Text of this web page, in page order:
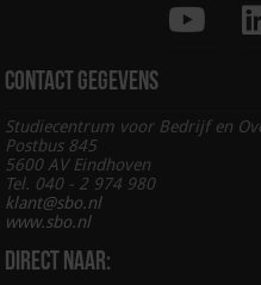
Contact gegevens
Studiecentrum voor Bedrijf en
Postbus 845
5600 AV Eindhoven
Tel. 040 - 2 974 980
klant@sbo.nl
www.sbo.nl
Direct naar: